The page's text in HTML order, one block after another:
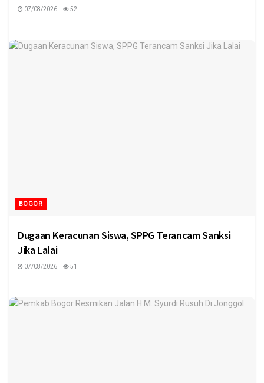
07/08/2026 52
BOGOR
Dugaan Keracunan Siswa, SPPG Terancam Sanksi
Jika Lalai
07/08/2026 51